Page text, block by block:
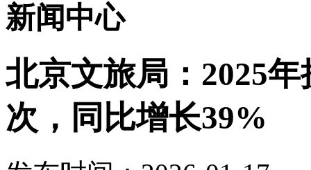
新闻中心
北京文旅局：2025
次，同比增长39%